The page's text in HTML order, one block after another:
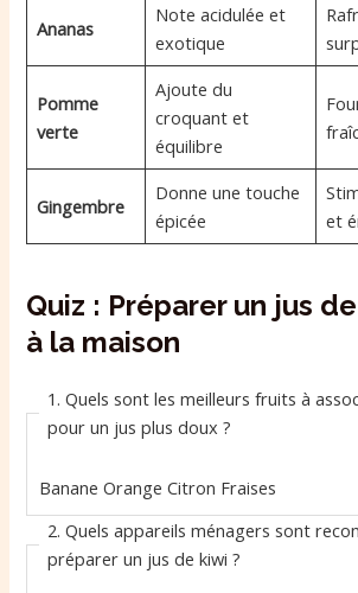
Ananas
Note acidulée et
exotique
Pomme
verte
Ajoute du
croquant et
équilibre
Gingembre
Donne une touche
épicée
et
Quiz : Préparer un jus
à la maison
1. Quels sont les meilleurs fruits à
pour un jus plus doux ?
Banane Orange Citron Fraises
2. Quels appareils ménagers sont
préparer un jus de kiwi ?